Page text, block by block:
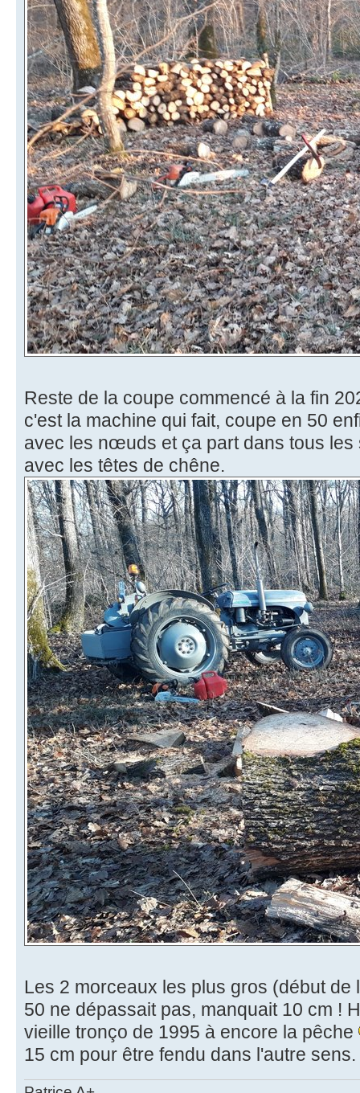
Reste de la coupe commencé à la fin
c'est la machine qui fait, coupe en 50
avec les nœuds et ça part dans tous les
avec les têtes de chêne.
Les 2 morceaux les plus gros (début de
50 ne dépassait pas, manquait 10 cm !
vieille tronço de 1995 à encore la pêche
15 cm pour être fendu dans l'autre sens.